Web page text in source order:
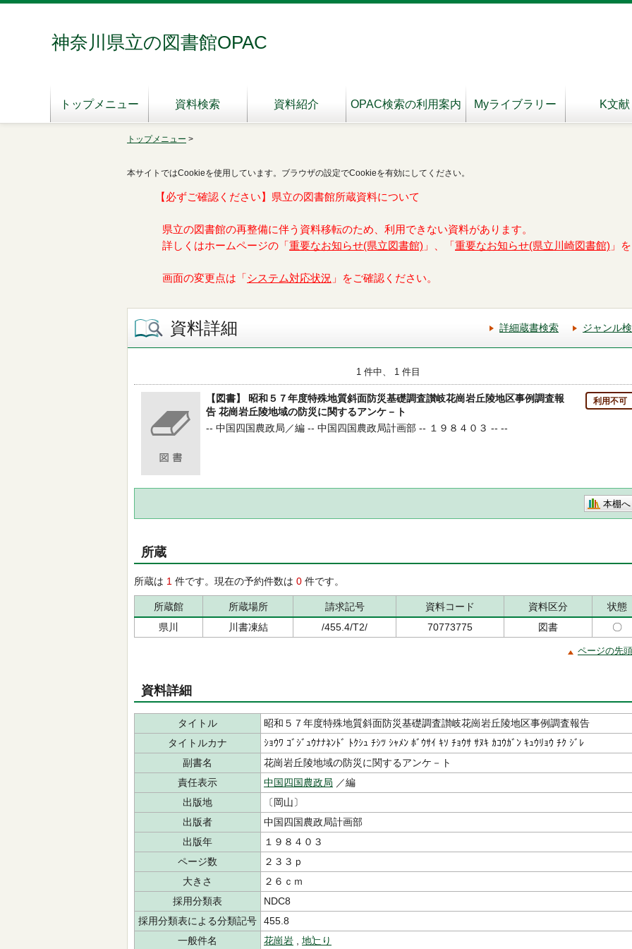
神奈川県立の図書館OPAC
トップメニュー 資料検索 資料紹介 OPAC検索の利用案内 Myライブラリー K文献
トップメニュー >
本サイトではCookieを使用しています。ブラウザの設定でCookieを有効にしてください。
【必ずご確認ください】県立の図書館所蔵資料について
県立の図書館の再整備に伴う資料移転のため、利用できない資料があります。
詳しくはホームページの「 重要なお知らせ(県立図書館) 」、「 重要なお知らせ(県立川崎図書館) 」
画面の変更点は「 システム対応状況 」をご確認ください。
資料詳細 詳細蔵書検索 ジャンル
1 件中、 1 件目
【図書】 昭和５７年度特殊地質斜面防災基礎調査讃岐花崗岩丘陵地区事例調査報
告 花崗岩丘陵地域の防災に関するアンケ－ト
利用不可
-- 中国四国農政局／編 -- 中国四国農政局計画部 -- １９８４０３ -- --
本棚へ
所蔵
所蔵は 1 件です。現在の予約件数は 0 件です。
所蔵館 所蔵場所 請求記号 資料コード 資料区分
状態
県川
川書凍結 /455.4/T2/ 70773775 図書 〇
ページの先
資料詳細
タイトル
昭和５７年度特殊地質斜面防災基礎調査讃岐花崗岩丘陵地区事例調査報告
タイトルカナ
ｼｮｳﾜ ｺﾞｼﾞｭｳﾅﾅﾈﾝﾄﾞ ﾄｸｼｭ ﾁｼﾂ ｼｬﾒﾝ ﾎﾞｳｻｲ ｷｿ ﾁｮｳｻ ｻﾇｷ ｶｺｳｶﾞﾝ ｷｭｳﾘｮｳ ﾁｸ ｼﾞﾚ
副書名
花崗岩丘陵地域の防災に関するアンケ－ト
責任表示
中国四国農政局 ／編
出版地
〔岡山〕
出版者
中国四国農政局計画部
出版年
１９８４０３
ページ数
２３３ｐ
大きさ
２６ｃｍ
採用分類表
NDC8
採用分類表による分類記号
455.8
一般件名
花崗岩 地辷り